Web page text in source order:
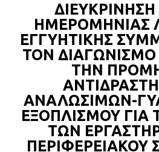
ΔΙΕΥΚΡΙΝΗΣΗ
ΗΜΕΡΟΜΗΝΙΑΣ
ΕΓΓΥΗΤΙΚΗΣ
ΤΟΝ
ΤΗΝ
ΑΝΑΛΩΣΙΜΩΝ-
ΕΞΟΠΛΙΣΜΟΥ ΓΙΑ
ΤΩΝ
ΠΕΡΙΦΕΡΕΙΑΚΟΥ